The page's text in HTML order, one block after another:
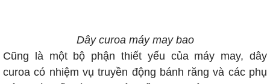
Dây curoa máy may bao
Cũng là một bộ phận thiết yếu của máy may, dây
curoa có nhiệm vụ truyền động bánh răng và các phụ